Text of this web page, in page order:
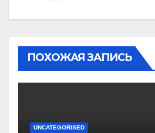
ПОХОЖАЯ ЗАПИСЬ
UNCATEGORISED